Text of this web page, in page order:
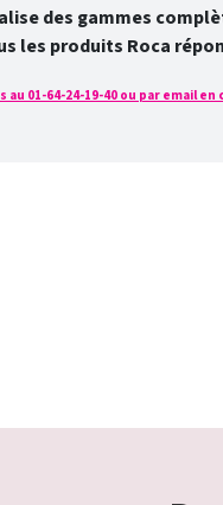
des gammes
les produits Roca
au 01-64-24-19-40 ou par email